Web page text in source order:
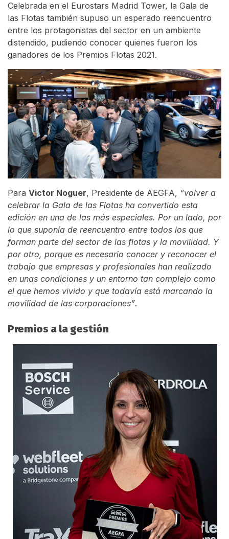
Celebrada en el Eurostars Madrid Tower, la Gala de
las Flotas también supuso un esperado reencuentro
entre los protagonistas del sector en un ambiente
distendido, pudiendo conocer quienes fueron los
ganadores de los Premios Flotas 2021.
Para Victor Noguer, Presidente de AEGFA, “volver a
celebrar la Gala de las Flotas ha convertido esta
edición en una de las más especiales. Por un lado, por
lo que suponía de reencuentro entre todos los que
forman parte del sector de las flotas y la movilidad. Y
por otro, porque es necesario conocer y reconocer el
trabajo que empresas y profesionales han realizado
en unas condiciones y un entorno tan complejo como
el que hemos vivido y que todavía está marcando la
movilidad de las corporaciones”.
Premios a la gestión